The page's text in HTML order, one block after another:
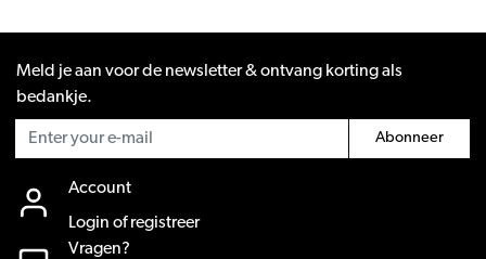
Meld je aan voor de newsletter & ontvang korting als
bedankje.
Abonneer
Account
Login of registreer
Vragen?